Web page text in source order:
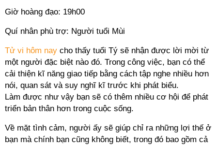
Giờ hoàng đạo: 19h00
Quí nhân phù trợ: Người tuổi Mùi
Tử vi hôm nay cho thấy tuổi Tý sẽ nhận được lời mời từ
một người đặc biệt nào đó. Trong công việc, bạn có thể
cải thiện kĩ năng giao tiếp bằng cách tập nghe nhiều hơn
nói, quan sát và suy nghĩ kĩ trước khi phát biểu.
Làm được như vậy bạn sẽ có thêm nhiều cơ hội để phát
triển bản thân hơn trong cuộc sống.
Về mặt tình cảm, người ấy sẽ giúp chỉ ra những lợi thế ở
bạn mà chính bạn cũng không biết, trong đó bao gồm cả